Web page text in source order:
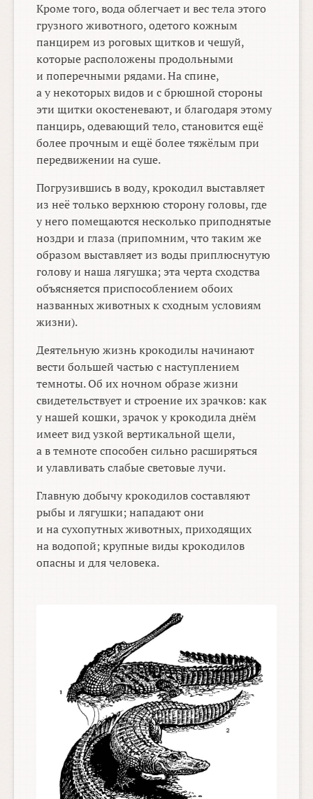
Кроме того, вода облегчает и вес тела этого
грузного животного, одетого кожным
панцирем из роговых щитков и чешуй,
которые расположены продольными
и поперечными рядами. На спине,
а у некоторых видов и с брюшной стороны
эти щитки окостеневают, и благодаря этому
панцирь, одевающий тело, становится ещё
более прочным и ещё более тяжёлым при
передвижении на суше.
Погрузившись в воду, крокодил выставляет
из неё только верхнюю сторону головы, где
у него помещаются несколько приподнятые
ноздри и глаза (припомним, что таким же
образом выставляет из воды приплюснутую
голову и наша лягушка; эта черта сходства
объясняется приспособлением обоих
названных животных к сходным условиям
жизни).
Деятельную жизнь крокодилы начинают
вести большей частью с наступлением
темноты. Об их ночном образе жизни
свидетельствует и строение их зрачков: как
у нашей кошки, зрачок у крокодила днём
имеет вид узкой вертикальной щели,
а в темноте способен сильно расширяться
и улавливать слабые световые лучи.
Главную добычу крокодилов составляют
рыбы и лягушки; нападают они
и на сухопутных животных, приходящих
на водопой; крупные виды крокодилов
опасны и для человека.